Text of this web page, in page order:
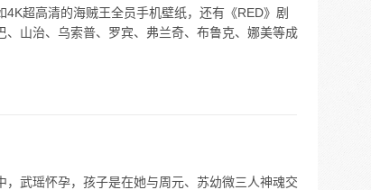
超高清的海贼王全员手机壁纸，还有《RED》剧
山治、乌索普、罗宾、弗兰奇、布鲁克、娜美等成
武瑶怀孕，孩子是在她与周元、苏幼微三人神魂交